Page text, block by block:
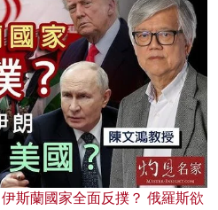
斯蘭國家全面反撲？ 俄羅斯欲